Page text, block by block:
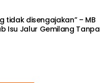
tidak disengajakan” – MB
Isu Jalur Gemilang Tanpa